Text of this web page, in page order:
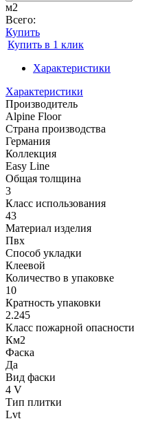
м2
Всего:
Купить
Купить в 1 клик
Характеристики
Характеристики
Производитель
Alpine Floor
Страна производства
Германия
Коллекция
Easy Line
Общая толщина
3
Класс использования
43
Материал изделия
Пвх
Способ укладки
Клеевой
Количество в упаковке
10
Кратность упаковки
2.245
Класс пожарной опасности
Км2
Фаска
Да
Вид фаски
4 V
Тип плитки
Lvt